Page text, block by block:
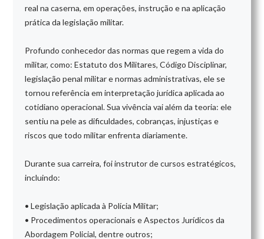
real na caserna, em operações, instrução e na aplicação
prática da legislação militar.
Profundo conhecedor das normas que regem a vida do
militar, como: Estatuto dos Militares, Código Disciplinar,
legislação penal militar e normas administrativas, ele se
tornou referência em interpretação jurídica aplicada ao
cotidiano operacional. Sua vivência vai além da teoria: ele
sentiu na pele as dificuldades, cobranças, injustiças e
riscos que todo militar enfrenta diariamente.
Durante sua carreira, foi instrutor de cursos estratégicos,
incluindo:
• Legislação aplicada à Polícia Militar;
• Procedimentos operacionais e Aspectos Jurídicos da
Abordagem Policial, dentre outros;